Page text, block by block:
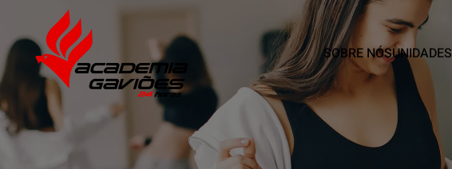
Skip to main content SOBRE NÓSUNIDADES